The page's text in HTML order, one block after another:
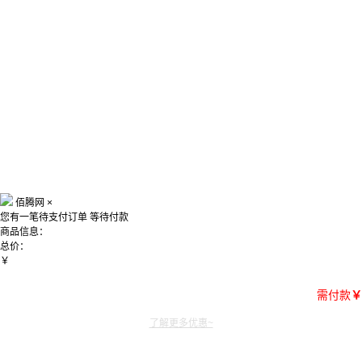
佰腾网 ×
您有一笔待支付订单 等待付款
商品信息：
总价：
￥
需付款￥
了解更多优惠~